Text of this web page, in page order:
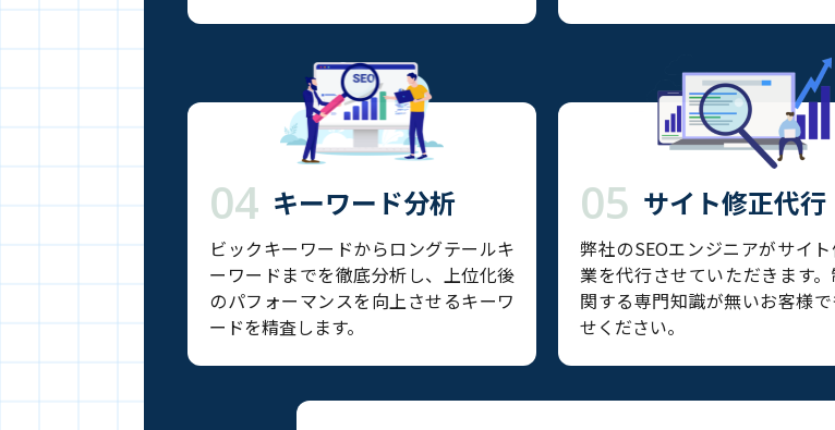
04 キーワード分析
ビックキーワードからロングテールキ
ーワードまでを徹底分析し、上位化後
のパフォーマンスを向上させるキーワ
ードを精査します。
05 サイト修正代行
弊社のSEOエンジニアがサイ
業を代行させていただきます
関する専門知識が無いお客様
せください。